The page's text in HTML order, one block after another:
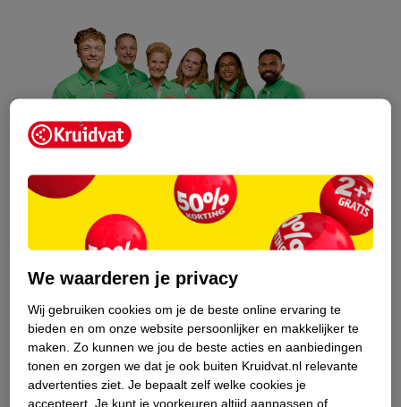
Kruidvat is een erkend specialist in
gezondheidsvraag ook is, stel hem aan
ons!
Stel je gezondheidsvraag
We waarderen je privacy
Wij gebruiken cookies om je de beste online ervaring te
bieden en om onze website persoonlijker en makkelijker te
maken. Zo kunnen we jou de beste acties en aanbiedingen
tonen en zorgen we dat je ook buiten Kruidvat.nl relevante
advertenties ziet. Je bepaalt zelf welke cookies je
accepteert. Je kunt je voorkeuren altijd aanpassen of